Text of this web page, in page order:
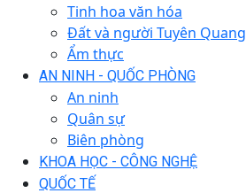
Tinh hoa văn hóa
Đất và người Tuyên Quang
Ẩm thực
AN NINH - QUỐC PHÒNG
An ninh
Quân sự
Biên phòng
KHOA HỌC - CÔNG NGHỆ
QUỐC TẾ